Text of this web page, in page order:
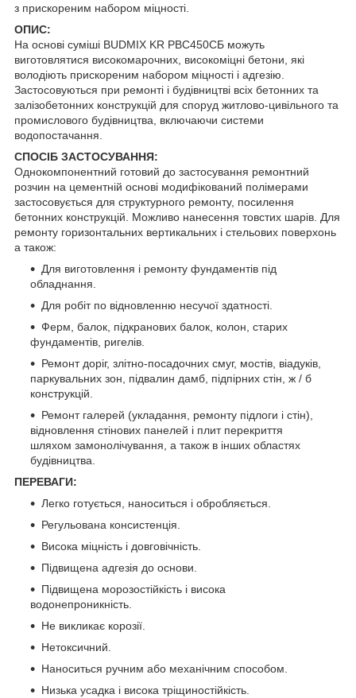
з прискореним набором міцності.
ОПИС:
На основі суміші BUDMIX KR РВС450СБ можуть
виготовлятися високомарочних, високоміцні бетони, які
володіють прискореним набором міцності і адгезію.
Застосовуються при ремонті і будівництві всіх бетонних та
залізобетонних конструкцій для споруд житлово-цивільного та
промислового будівництва, включаючи системи
водопостачання.
СПОСІБ ЗАСТОСУВАННЯ:
Однокомпонентний готовий до застосування ремонтний
розчин на цементній основі модифікований полімерами
застосовується для структурного ремонту, посилення
бетонних конструкцій. Можливо нанесення товстих шарів. Для
ремонту горизонтальних вертикальних і стельових поверхонь
а також:
Для виготовлення і ремонту фундаментів під
обладнання.
Для робіт по відновленню несучої здатності.
Ферм, балок, підкранових балок, колон, старих
фундаментів, ригелів.
Ремонт доріг, злітно-посадочних смуг, мостів, віадуків,
паркувальних зон, підвалин дамб, підпірних стін, ж / б
конструкцій.
Ремонт галерей (укладання, ремонту підлоги і стін),
відновлення стінових панелей і плит перекриття
шляхом замонолічування, а також в інших областях
будівництва.
ПЕРЕВАГИ:
Легко готується, наноситься і обробляється.
Регульована консистенція.
Висока міцність і довговічність.
Підвищена адгезія до основи.
Підвищена морозостійкість і висока
водонепроникність.
Не викликає корозії.
Нетоксичний.
Наноситься ручним або механічним способом.
Низька усадка і висока тріщиностійкість.